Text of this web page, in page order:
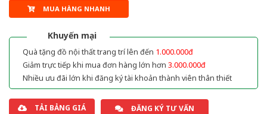
MUA HÀNG NHANH
Khuyến mại
Quà tặng đồ nội thất trang trí lên đến 1.000.000đ
Giảm trực tiếp khi mua đơn hàng lớn hơn 3.000.000đ
Nhiều ưu đãi lớn khi đăng ký tài khoản thành viên thân thiết
TẢI BẢNG GIÁ ĐĂNG KÝ TƯ VẤN